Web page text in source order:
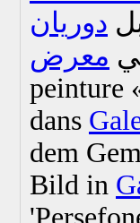
peinture
dans
dem
Bild in